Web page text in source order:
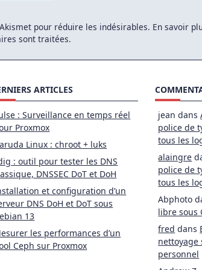
pour réduire les indésirables. En savoir
sont traitées.
ARTICLES
: Surveillance en temps réel
Proxmox
Linux : chroot + luks
: outil pour tester les DNS
DNSSEC DoT et DoH
et configuration d’un
DNS DoH et DoT sous
13
les performances d’un
Ceph sur Proxmox
jean dans
police de
tous les
alaingre
police de
tous les
Abphoto
libre sous
fred dans
nettoyage
personnel